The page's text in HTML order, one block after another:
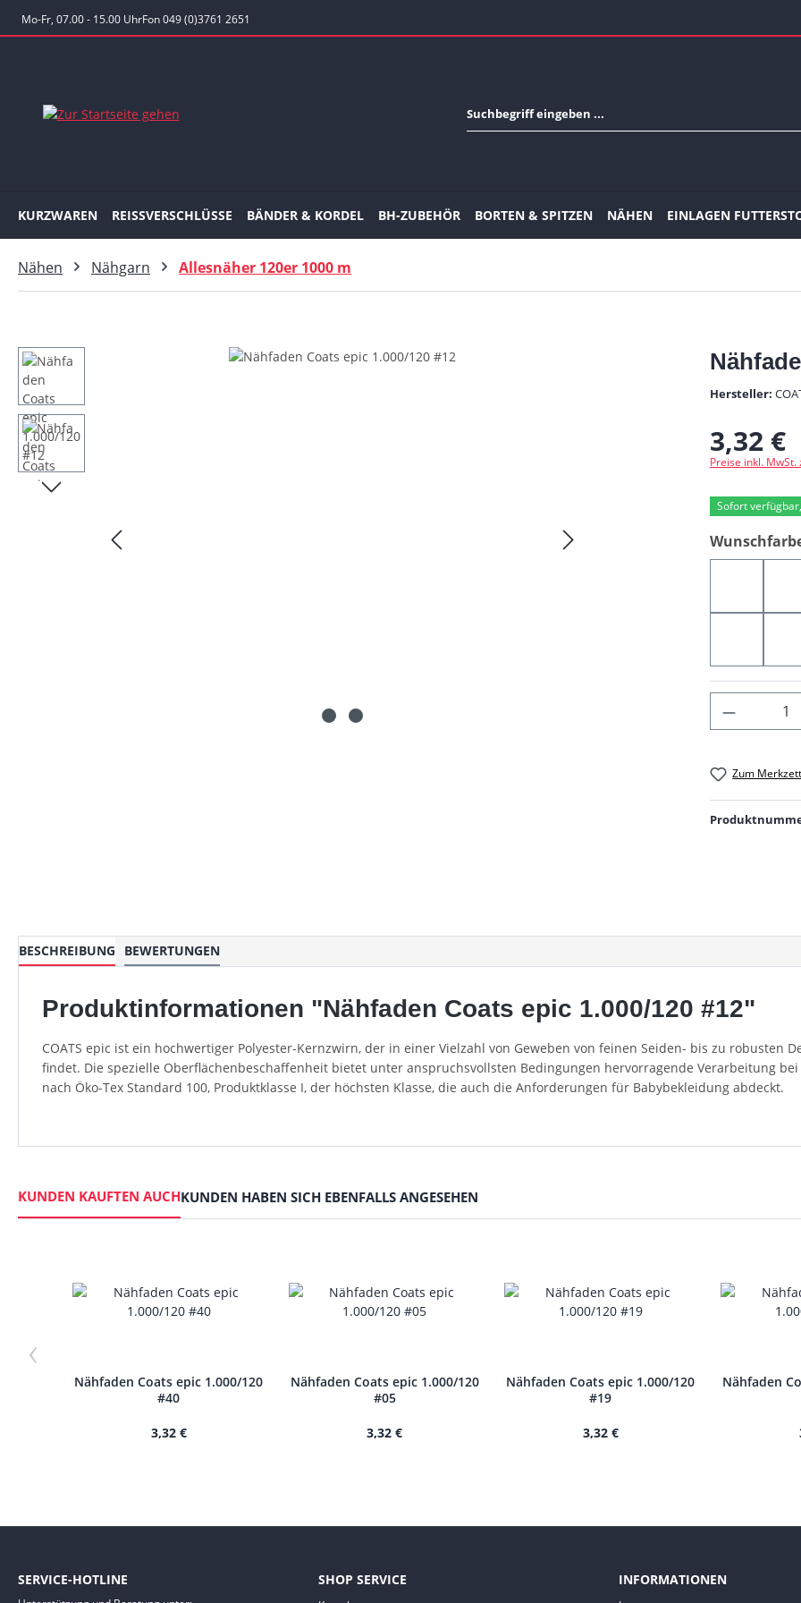
Hauptinhalt springen
Zur Suche springen
Zur Hauptnavigation springen
Mo-Fr, 07.00 - 15.00 UhrFon 049 (0)3761 2651
KURZWAREN REISSVERSCHLÜSSE BÄNDER & KORDEL BH-ZUBEHÖR BORTEN & SPITZEN NÄHEN EINLAGEN
Nähen Nähgarn Allesnäher 120er 1000 m
Bildergalerie überspringen
Hersteller:
Regulärer Preis:
3,32 €
Preise inkl.
Sofort
Zum
BESCHREIBUNG BEWERTUNGEN
Produktinformationen "Nähfaden Coats epic 1.000/120 #12"
COATS epic ist ein hochwertiger Polyester-Kernzwirn, der in einer Vielzahl von Geweben von feinen Seiden- bis zu robusten
findet. Die spezielle Oberflächenbeschaffenheit bietet unter anspruchsvollsten Bedingungen hervorragende Verarbeitung
nach Öko-Tex Standard 100, Produktklasse I, der höchsten Klasse, die auch die Anforderungen für Babybekleidung abdeckt.
KUNDEN KAUFTEN AUCHKUNDEN HABEN SICH EBENFALLS ANGESEHEN
‹
Nähfaden Coats epic 1.000/120
#40
3,32 €
Nähfaden Coats epic 1.000/120
#05
3,32 €
Nähfaden Coats epic 1.000/120
#19
3,32 €
Nähfaden
SERVICE-HOTLINE SHOP SERVICE INFORMATIONEN